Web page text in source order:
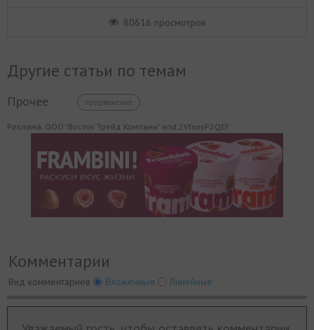
80616 просмотров
Другие статьи по темам
Прочее продвижение
Реклама. ООО "Восток Трейд Компани" erid:2VfnxyP2QEF
Комментарии
Вид комментариев Вложенные Линейные